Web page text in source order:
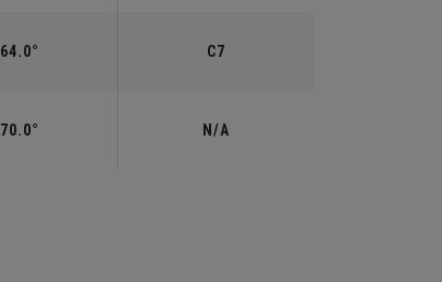
64.0° C7
70.0° N/A